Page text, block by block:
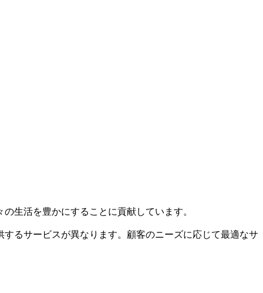
生活を豊かにすることに貢献しています。
るサービスが異なります。顧客のニーズに応じて最適なサ